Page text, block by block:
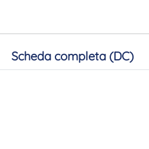
Scheda completa (DC)